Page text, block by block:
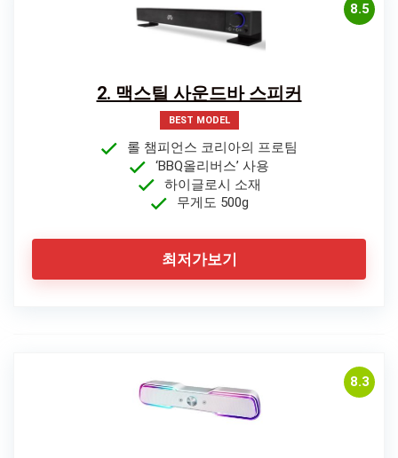
8.5
2. 맥스틸 사운드바 스피커
BEST MODEL
롤 챔피언스 코리아의 프로팀
‘BBQ올리버스’ 사용
하이글로시 소재
무게도 500g
최저가보기
8.3